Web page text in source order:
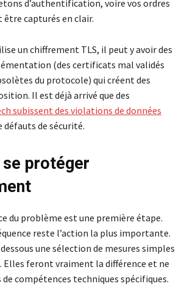
d’authentification, voire vos ordres
être capturés en clair.
un chiffrement TLS, il peut y avoir des
(des certificats mal validés
du protocole) qui créent des
Il est déjà arrivé que des
subissent des violations de données
défauts de sécurité.
protéger
du problème est une première étape.
reste l’action la plus importante.
une sélection de mesures simples
Elles feront vraiment la différence et ne
compétences techniques spécifiques.